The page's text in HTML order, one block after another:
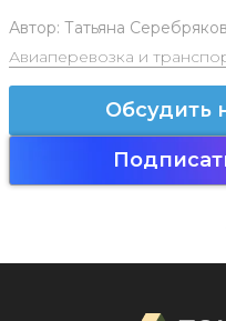
Автор: Татьяна
Авиаперевозка и
Обсудить